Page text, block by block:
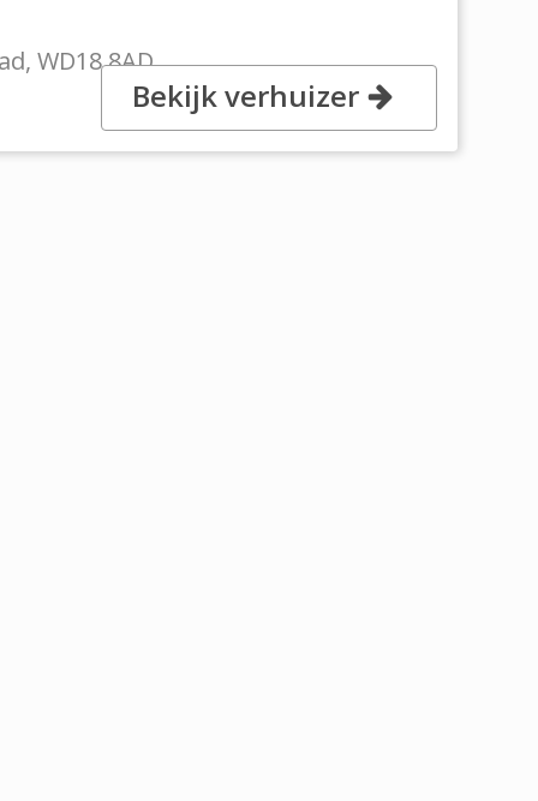
WD18 8AD
Bekijk verhuizer